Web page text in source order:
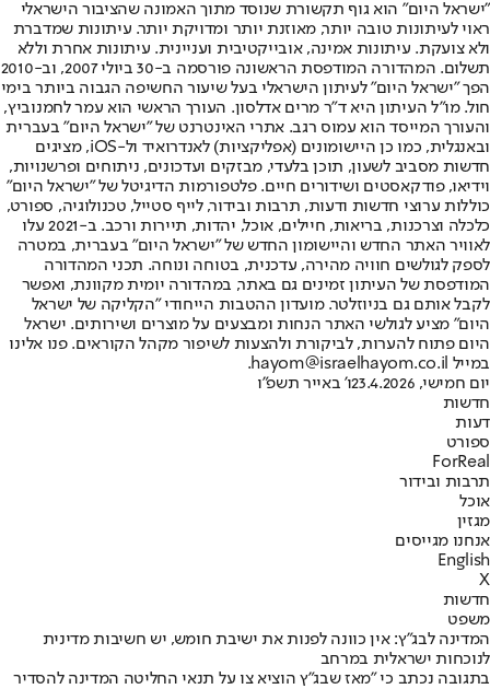
"ישראל היום" הוא גוף תקשורת שנוסד מתוך האמונה שהציבור הישראלי
ראוי לעיתונות טובה יותר, מאוזנת יותר ומדויקת יותר. עיתונות שמדברת
ולא צועקת. עיתונות אמינה, אובייקטיבית ועניינית. עיתונות אחרת וללא
תשלום. המהדורה המודפסת הראשונה פורסמה ב-30 ביולי 2007, וב-2010
הפך "ישראל היום" לעיתון הישראלי בעל שיעור החשיפה הגבוה ביותר בימי
חול. מו"ל העיתון היא ד"ר מרים אדלסון. העורך הראשי הוא עמר לחמנוביץ,
והעורך המייסד הוא עמוס רגב. אתרי האינטרנט של "ישראל היום" בעברית
ובאנגלית, כמו כן היישומונים (אפליקציות) לאנדרואיד ול-iOS, מציגים
חדשות מסביב לשעון, תוכן בלעדי, מבזקים ועדכונים, ניתוחים ופרשנויות,
וידיאו, פודקאסטים ושידורים חיים. פלטפורמות הדיגיטל של "ישראל היום"
כוללות ערוצי חדשות ודעות, תרבות ובידור, לייף סטייל, טכנולוגיה, ספורט,
כלכלה וצרכנות, בריאות, חיילים, אוכל, יהדות, תיירות ורכב. ב-2021 עלו
לאוויר האתר החדש והיישומון החדש של "ישראל היום" בעברית, במטרה
לספק לגולשים חוויה מהירה, עדכנית, בטוחה ונוחה. תכני המהדורה
המודפסת של העיתון זמינים גם באתר, במהדורה יומית מקוונת, ואפשר
לקבל אותם גם בניוזלטר. מועדון ההטבות הייחודי "הקליקה של ישראל
היום" מציע לגולשי האתר הנחות ומבצעים על מוצרים ושירותים. ישראל
היום פתוח להערות, לביקורת ולהצעות לשיפור מקהל הקוראים. פנו אלינו
במייל hayom@israelhayom.co.il.
יום חמישי, 23.4.2026
ו' באייר תשפ"ו
חדשות
דעות
ספורט
ForReal
תרבות ובידור
אוכל
מגזין
אנחנו מגייסים
English
X
חדשות
משפט
המדינה לבג״ץ: אין כוונה לפנות את ישיבת חומש, יש חשיבות מדינית
לנוכחות ישראלית במרחב
בתגובה נכתב כי "מאז שבג"ץ הוציא צו על תנאי החליטה המדינה להסדיר